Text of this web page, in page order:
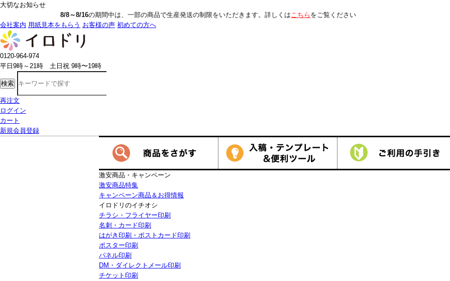
大切なお知らせ
の期間中は、一部の商品で生産発送の制限をいただきます。詳しくはこちら をご覧ください
会社案内 用紙見本をもらう お客様の声 初めての方へ
0120-964-974
平日9時～21時 土日祝 9時〜19時
検索
再注文
ログイン
カート
新規会員登録
激安商品・キャンペーン
激安商品特集
キャンペーン商品＆お得情報
イロドリのイチオシ
チラシ・フライヤー印刷
名刺・カード印刷
はがき印刷・ポストカード印刷
ポスター印刷
パネル印刷
DM・ダイレクトメール印刷
チケット印刷